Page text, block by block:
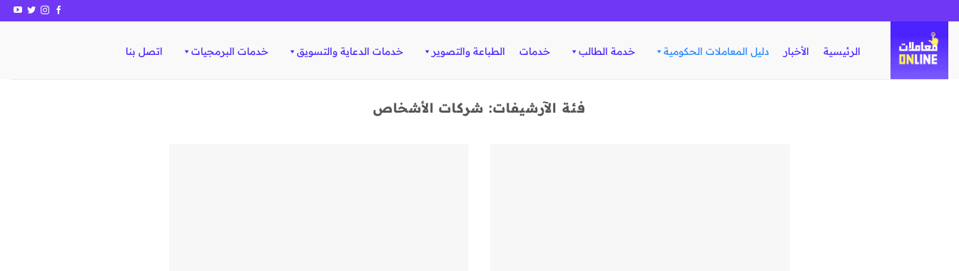
الرئيسية الأخبار دليل المعاملات الحكومية خدمة الطالب خدمات الطباعة والتصوير خدمات الدعاية والتسويق خدمات البرمجيات اتصل بنا
فئة الآرشيفات: شركات الأشخاص